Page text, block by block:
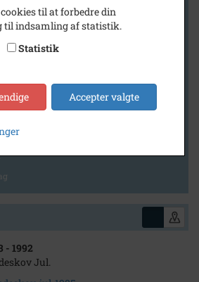
- 1992
Jul.
til at forbedre din
til indsamling af statistik.
Statistik
Accepter valgte